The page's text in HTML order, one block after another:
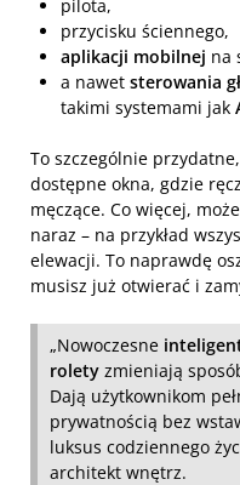
pilota,
przycisku ściennego,
aplikacji mobilnej na
a nawet sterowania
takimi systemami jak
To szczególnie
dostępne okna, gdzie
męczące. Co więcej,
naraz – na przykład
elewacji. To naprawdę
musisz już otwierać i
„Nowoczesne
rolety zmieniają
Dają użytkownikom
prywatnością bez
luksus codziennego
architekt wnętrz.